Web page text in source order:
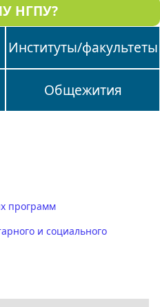
НГПУ?
Институты/факультеты
Общежития
программ
и социального